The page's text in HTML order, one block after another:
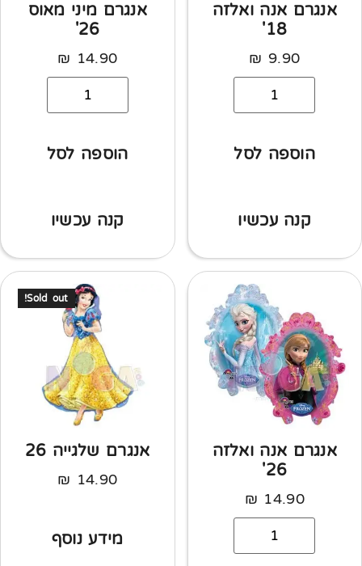
אנגרם אנה ואלזה
18'
9.90
₪
הוספה לסל
קנה עכשיו
אנגרם מיני מאוס
26'
14.90
₪
הוספה לסל
קנה עכשיו
אנגרם אנה ואלזה
26'
14.90
₪
Sold out!
אנגרם שלגייה 26
14.90
₪
מידע נוסף